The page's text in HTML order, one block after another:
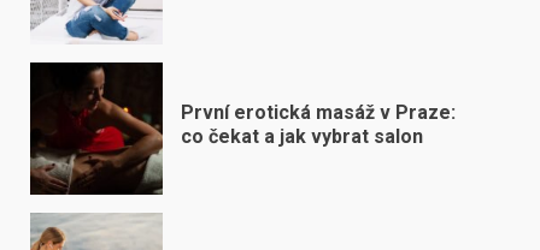
První erotická masáž v Praze:
co čekat a jak vybrat salon